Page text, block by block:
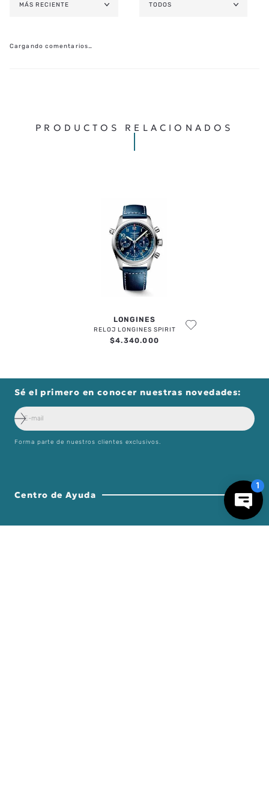
MÁS RECIENTE TODOS
Cargando comentarios…
PRODUCTOS RELACIONADOS
LONGINES
RELOJ LONGINES SPIRIT
$4.340.000
Sé el primero en conocer nuestras novedades:
Forma parte de nuestros clientes exclusivos.
Centro de Ayuda